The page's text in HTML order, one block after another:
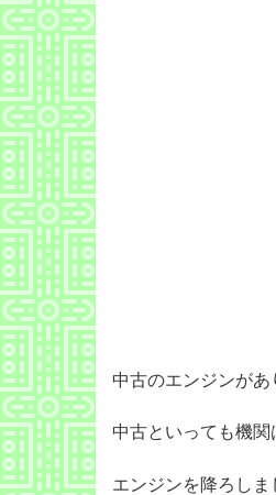
中古のエンジンがあ
中古といっても機関
エンジンを降ろしま